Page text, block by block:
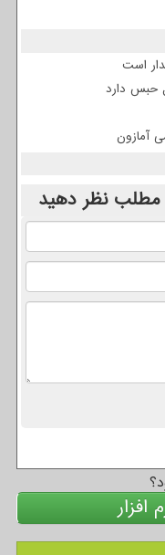
است
آمازون
مطلب نظر دهید